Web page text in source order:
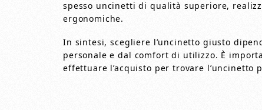
spesso uncinetti di qualità superiore,
ergonomiche.
In sintesi, scegliere l’uncinetto giusto
personale e dal comfort di utilizzo. È
effettuare l’acquisto per trovare l’uncinetto